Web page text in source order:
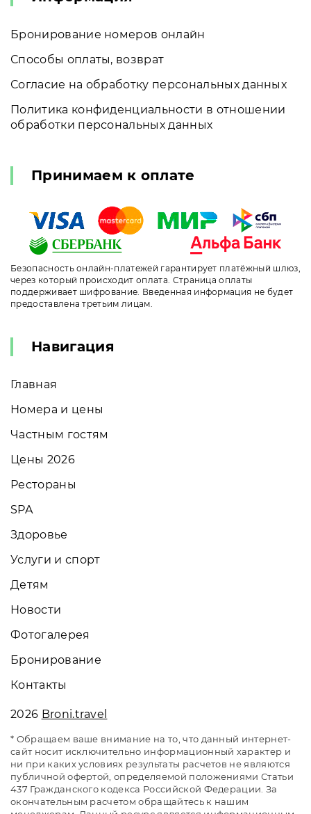
Бронирование номеров онлайн
Способы оплаты, возврат
Согласие на обработку персональных данных
Политика конфиденциальности в отношении
обработки персональных данных
Принимаем к оплате
Безопасность онлайн-платежей гарантирует платёжный шлюз,
через который происходит оплата. Страница оплаты
поддерживает шифрование. Введенная информация не будет
предоставлена третьим лицам.
Навигация
Главная
Номера и цены
Частным гостям
Цены 2026
Рестораны
SPA
Здоровье
Услуги и спорт
Детям
Новости
Фотогалерея
Бронирование
Контакты
2026 Broni.travel
* Обращаем ваше внимание на то, что данный интернет-
сайт носит исключительно информационный характер и
ни при каких условиях результаты расчетов не являются
публичной офертой, определяемой положениями Статьи
437 Гражданского кодекса Российской Федерации. За
окончательным расчетом обращайтесь к нашим